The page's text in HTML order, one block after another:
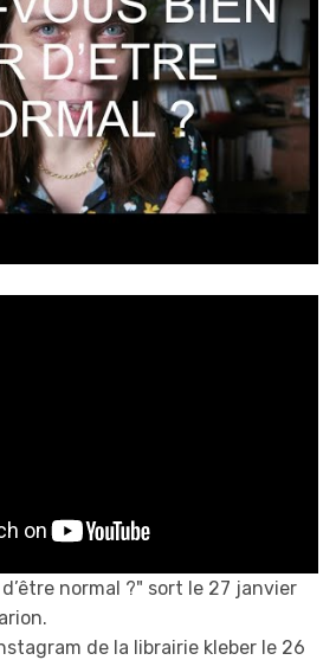
normal ?" sort le 27 janvier
de la librairie kleber le 26